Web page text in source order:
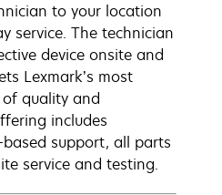
to your location
service. The technician
device onsite and
Lexmark’s most
quality and
includes
support, all parts
service and testing.